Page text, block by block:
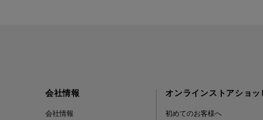
会社情報
会社情報
オンラインストアショッ
初めてのお客様へ